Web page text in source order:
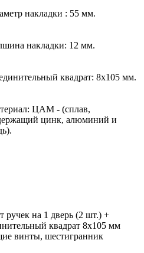
накладки : 55 мм.
накладки: 12 мм.
квадрат: 8x105 мм.
ЦАМ - (сплав,
цинк, алюминий и
ручек на 1 дверь (2 шт.) +
квадрат 8x105 мм
винты, шестигранник